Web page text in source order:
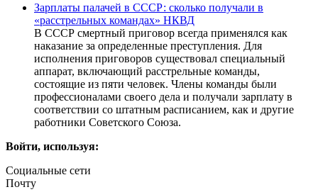
Зарплаты палачей в СССР: сколько получали в
«расстрельных командах» НКВД
В СССР смертный приговор всегда применялся как
наказание за определенные преступления. Для
исполнения приговоров существовал специальный
аппарат, включающий расстрельные команды,
состоящие из пяти человек. Члены команды были
профессионалами своего дела и получали зарплату в
соответствии со штатным расписанием, как и другие
работники Советского Союза.
Войти, используя:
Социальные сети
Почту